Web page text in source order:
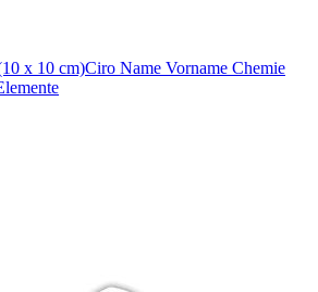
x 10 cm)Ciro Name Vorname Chemie